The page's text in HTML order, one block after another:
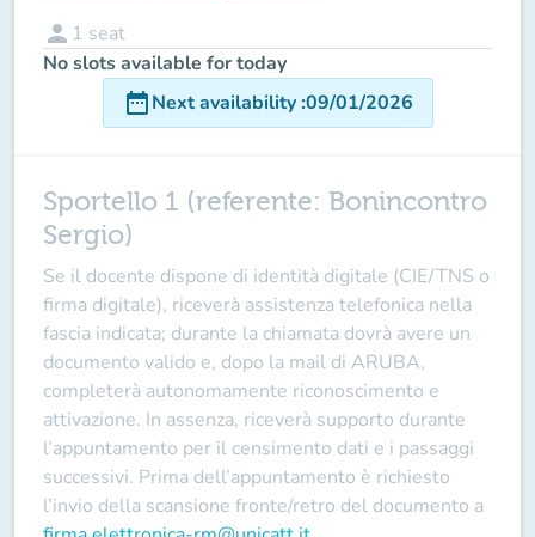
person 1 seat
No slots available for today
date_rangeNext availability:09/01/2026
Sportello 1 (referente: Bonincontro
Sergio)
Se il docente dispone di identità digitale (CIE/TNS o
firma digitale), riceverà assistenza telefonica nella
fascia indicata; durante la chiamata dovrà avere un
documento valido e, dopo la mail di ARUBA,
completerà autonomamente riconoscimento e
attivazione. In assenza, riceverà supporto durante
l’appuntamento per il censimento dati e i passaggi
successivi. Prima dell’appuntamento è richiesto
l’invio della scansione fronte/retro del documento a